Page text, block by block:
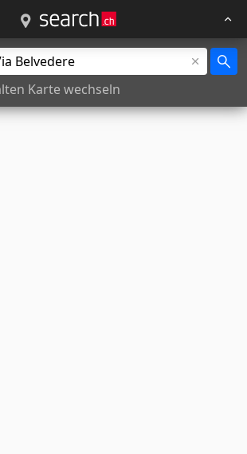
Karte wechseln